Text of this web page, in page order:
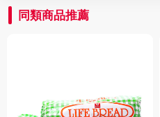
同類商品推薦